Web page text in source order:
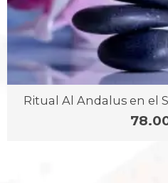
Ritual Al Andalus en el